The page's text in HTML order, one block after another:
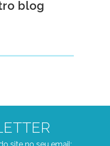
blog